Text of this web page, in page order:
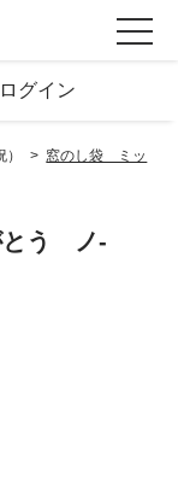
ログイン
> 窓のし袋 ミッ
とう ノ-